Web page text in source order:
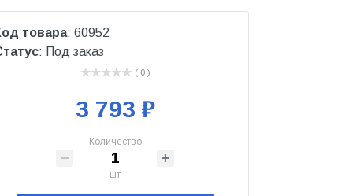
товара: 60952
: Под заказ
( 0 )
3 793 ₽
Количество
шт